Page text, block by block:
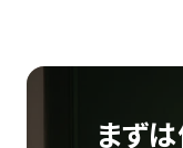
まず